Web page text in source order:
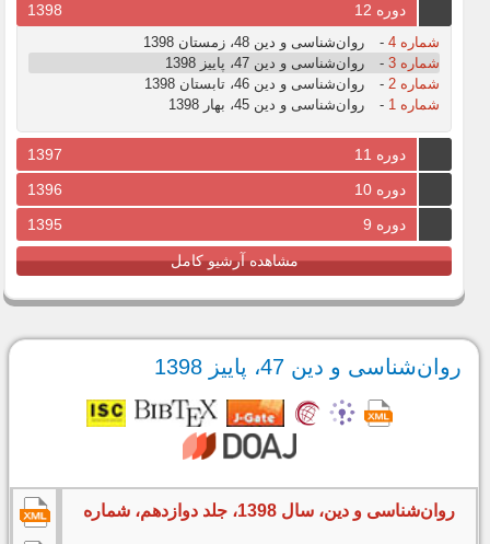
دوره 12
1398
شماره 4 -
روان‌شناسی و دین 48، زمستان 1398
شماره 3
-
روان‌شناسی و دین 47، پاییز 1398
شماره 2
-
روان‌شناسی و دین 46، تابستان 1398
شماره 1
- روان‌شناسی و دین 45، بهار 1398
دوره 11
1397
دوره 10
1396
دوره 9
1395
مشاهده آرشیو کامل
روان‌شناسی و دین 47، پاییز 1398
روان‌شناسی و دین، سال 1398، جلد دوازدهم، شماره